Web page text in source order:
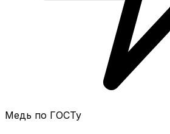
Медь по ГОСТу